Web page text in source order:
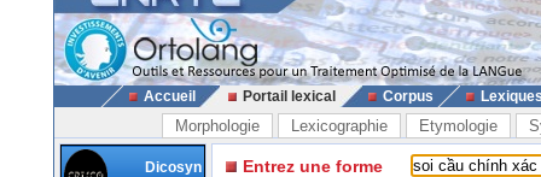
Accueil Portail lexical Corpus
Morphologie Lexicographie Etymologie
Dicosyn
Entrez une forme